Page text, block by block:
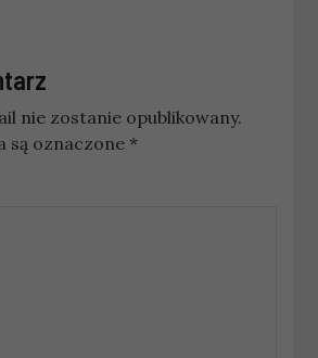
nie zostanie opublikowany.
są oznaczone *